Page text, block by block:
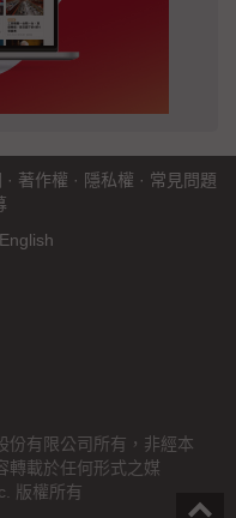
· 著作權 · 隱私權 · 常見問題
English
份有限公司所有，非經本
轉載於任何形式之媒
版權所有